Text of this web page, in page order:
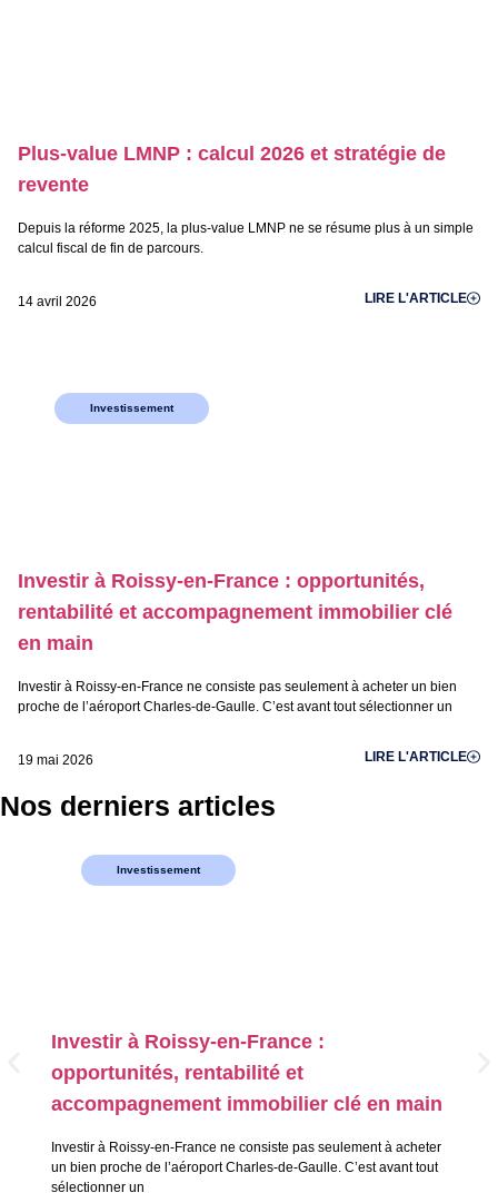
Plus-value LMNP : calcul 2026 et stratégie de
revente
Depuis la réforme 2025, la plus-value LMNP ne se résume plus à un simple
calcul fiscal de fin de parcours.
14 avril 2026 LIRE L'ARTICLE
Investissement
Investir à Roissy-en-France : opportunités,
rentabilité et accompagnement immobilier clé
en main
Investir à Roissy-en-France ne consiste pas seulement à acheter un bien
proche de l’aéroport Charles-de-Gaulle. C’est avant tout sélectionner un
19 mai 2026 LIRE L'ARTICLE
Nos derniers articles
Investissement
Investir à Roissy-en-France :
opportunités, rentabilité et
accompagnement immobilier clé en main
Investir à Roissy-en-France ne consiste pas seulement à acheter
un bien proche de l’aéroport Charles-de-Gaulle. C’est avant tout
sélectionner un